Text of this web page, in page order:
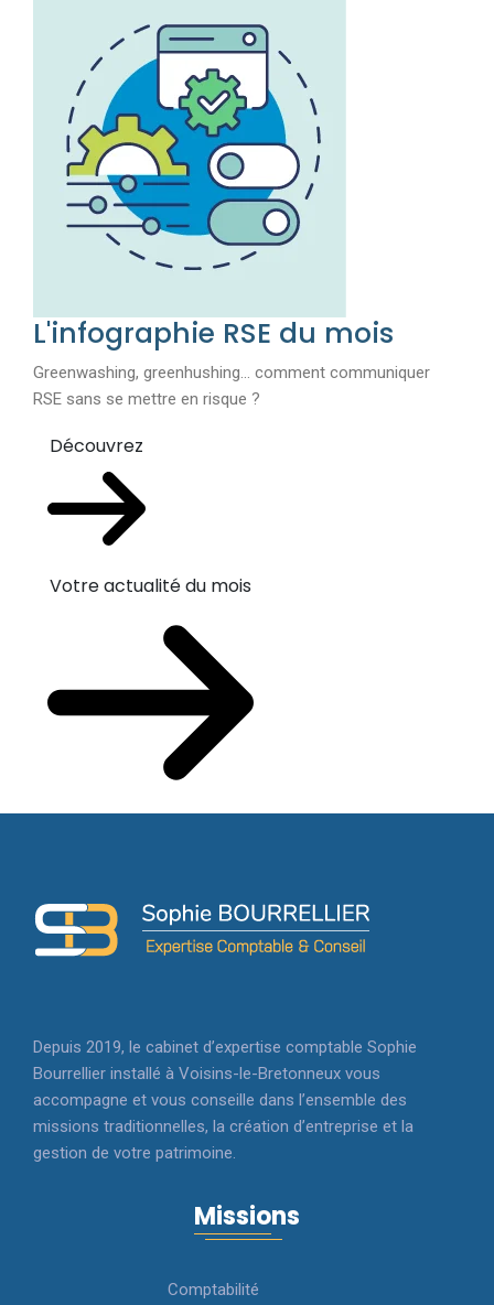
L'infographie RSE du mois
Greenwashing, greenhushing… comment communiquer
RSE sans se mettre en risque ?
Découvrez
Votre actualité du mois
Depuis 2019, le cabinet d’expertise comptable Sophie
Bourrellier installé à Voisins-le-Bretonneux vous
accompagne et vous conseille dans l’ensemble des
missions traditionnelles, la création d’entreprise et la
gestion de votre patrimoine.
Missions
Comptabilité